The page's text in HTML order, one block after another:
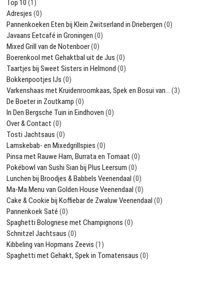
Top 10 (1)
Adresjes (0)
Pannenkoeken Eten bij Klein Zwitserland in Driebergen (0)
Javaans Eetcafé in Groningen (0)
Mixed Grill van de Notenboer(0)
Boerenkool met Gehaktbal uit de Jus (0)
Taartjes bij Sweet Sisters in Helmond (0)
Bokkenpootjes IJs (0)
Varkenshaas met Kruidenroomkaas, Spek en Bosui van… (3)
De Boeter in Zoutkamp (0)
In Den Bergsche Tuin in Eindhoven (0)
Over & Contact (0)
Tosti Jachtsaus (0)
Lamskebab- en Mixedgrillspies (0)
Pinsa met Rauwe Ham, Burrata en Tomaat (0)
Pokébowl van Sushi Sian bij Plus Leersum (0)
Lunchen bij Broodjes & Babbels Veenendaal (0)
Ma-Ma Menu van Golden House Veenendaal (0)
Cake & Cookie bij Koffiebar de Zwaluw Veenendaal (0)
Pannenkoek Saté (0)
Spaghetti Bolognese met Champignons (0)
Schnitzel Jachtsaus (0)
Kibbeling van Hopmans Zeevis (1)
Spaghetti met Gehakt, Spek in Tomatensaus (0)